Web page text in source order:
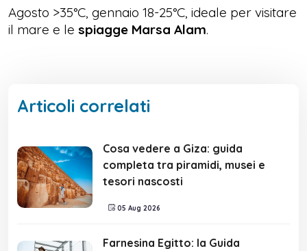
Agosto >35°C, gennaio 18-25°C, ideale per visitare
il mare e le spiagge Marsa Alam.
Articoli correlati
Cosa vedere a Giza: guida
completa tra piramidi, musei e
tesori nascosti
05 Aug 2026
Farnesina Egitto: la Guida